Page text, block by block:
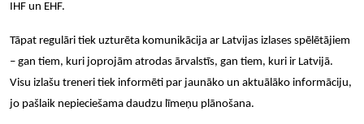
IHF un EHF.
Tāpat regulāri tiek uzturēta komunikācija ar Latvijas izlases spēlētājiem
– gan tiem, kuri joprojām atrodas ārvalsts, gan tiem, kuri ir Latvijā.
Visu izlašu treneri tiek informēti par jaunāko un aktuālāko informāciju,
jo pašlaik nepieciešama daudzu līmeņu plānošana.